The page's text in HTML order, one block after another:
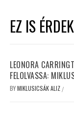
EZ IS
LEONORA
FELOLVASSA:
BYMIKLUSICSÁK ALIZ /